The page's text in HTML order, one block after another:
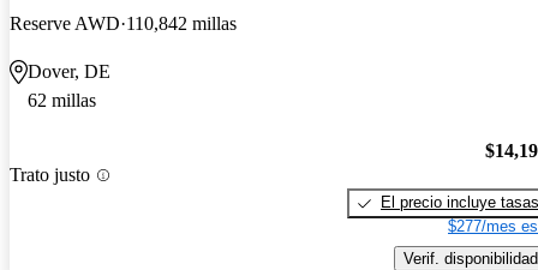
Reserve AWD 110,842 millas
Dover, DE
62 millas
Trato justo
El precio incluye tasas
$277/mes
Verif. disponibilidad